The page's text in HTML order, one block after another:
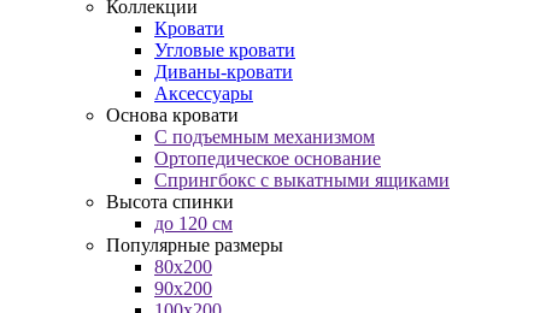
Коллекции
Кровати
Угловые кровати
Диваны-кровати
Аксессуары
Основа кровати
С подъемным механизмом
Ортопедическое основание
Спрингбокс с выкатными ящиками
Высота спинки
до 120 см
Популярные размеры
80x200
90x200